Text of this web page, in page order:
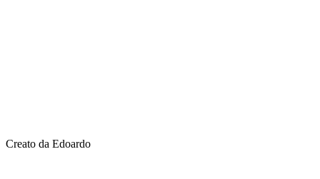
Creato da Edoardo